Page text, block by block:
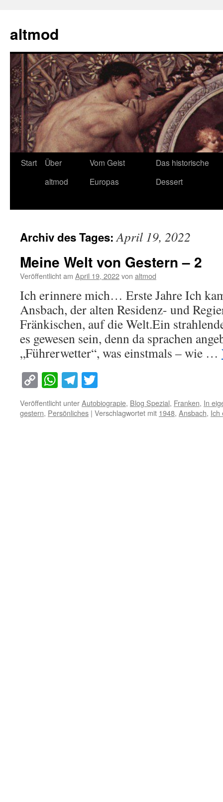
springen
altmod
Start
Über
altmod
Vom Geist
Europas
Das historische
Dessert
Archiv des Tages:April 19, 2022
Meine Welt von Gestern – 2
Veröffentlicht am April 19, 2022von altmod
Ich erinnere mich… Erste Jahre Ich
Ansbach, der alten Residenz- und
Fränkischen, auf die Welt.Ein
es gewesen sein, denn da sprachen
„Führerwetter“, was einstmals – wie …
Copy
Link
WhatsApp
Telegram
Veröffentlicht unterAutobiograpie, Blog Spezial, Franken, In
gestern, Persönliches | Verschlagwortet mit 1948, Ansbach, Ich